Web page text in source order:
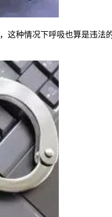
这种情况下呼吸也算是违法